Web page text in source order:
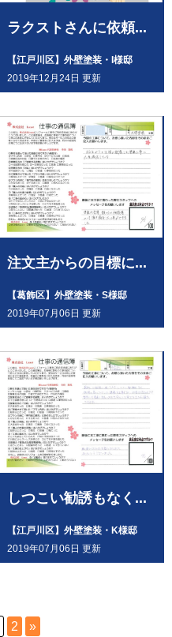
ラクストさんに依頼...
【江戸川区】外壁塗装・I様邸
2019年12月24日 更新
注文主からの目標に...
【葛飾区】外壁塗装・S様邸
2019年07月06日 更新
しつこい勧誘もなく...
【江戸川区】外壁塗装・K様邸
2019年07月06日 更新
2 »